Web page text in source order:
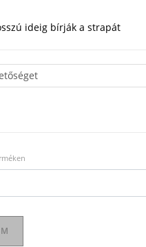
ideig bírják a strapát